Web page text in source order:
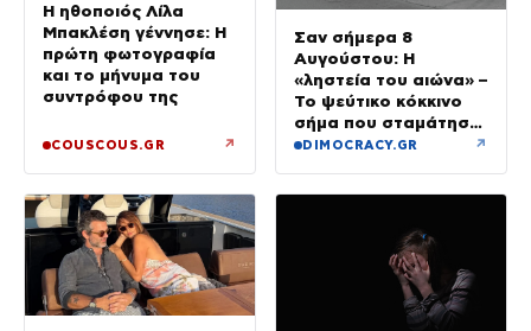
Η ηθοποιός Λίλα
Μπακλέση γέννησε: Η
πρώτη φωτογραφία
και το μήνυμα του
συντρόφου της
COUSCOUS.GR ↗
Σαν σήμερα 8
Αυγούστου: Η
«ληστεία του αιώνα» –
Το ψεύτικο κόκκινο
σήμα που σταμάτησε
τρένο με 2,6 εκατ.
DIMOCRACY.GR ↗